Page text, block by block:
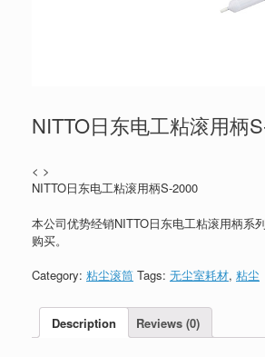
NITTO日东电工粘滚用柄
< >
NITTO日东电工粘滚用柄S-2000
本公司优势经销NITTO日东电工粘滚用柄系
购买。
Category: 粘尘滚筒 Tags: 无尘室耗材, 粘尘
Description Reviews (0)